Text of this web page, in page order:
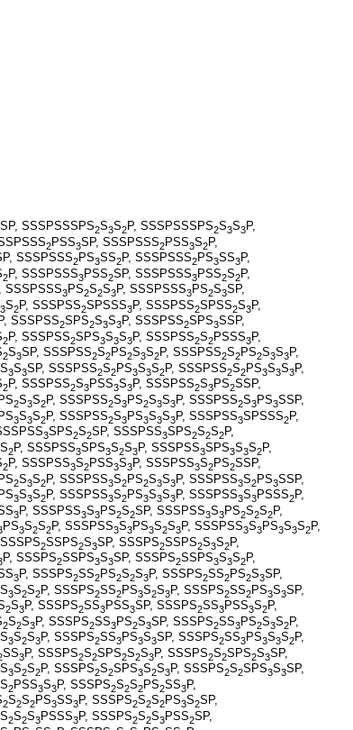
SP, SSSPSSSPS2S3S2P, SSSPSSSPS2S3S3P,
2PSS3SP, SSSPSSS2PSS3S2P,
SSSPSSS2PS3SS2P, SSSPSSS2PS3SS3P,
2P, SSSPSSS3PSS2SP, SSSPSSS3PSS2S2P,
SSSPSSS3PS2S2S3P, SSSPSSS3PS2S3SP,
3S2P, SSSPSS2SPSSS3P, SSSPSS2SPSS2S3P,
SSSPSS2SPS2S3S3P, SSSPSS2SPS3SSP,
2P, SSSPSS2SPS3S3S3P, SSSPSS2S2PSSS3P,
2S3SP, SSSPSS2S2PS2S3S2P, SSSPSS2S2PS2S3S3P,
3S3SP, SSSPSS2S2PS3S3S2P, SSSPSS2S2PS3S3S3P,
2P, SSSPSS2S3PSS3S3P, SSSPSS2S3PS2SSP,
2S3S2P, SSSPSS2S3PS2S3S3P, SSSPSS2S3PS3SSP,
3S3S2P, SSSPSS2S3PS3S3S3P, SSSPSS3SPSSS2P,
3SPS2S2SP, SSSPSS3SPS2S2S2P,
S2P, SSSPSS3SPS3S2S3P, SSSPSS3SPS3S3S2P,
2P, SSSPSS3S2PSS3S3P, SSSPSS3S2PS2SSP,
2S3S2P, SSSPSS3S2PS2S3S3P, SSSPSS3S2PS3SSP,
3S3S2P, SSSPSS3S2PS3S3S3P, SSSPSS3S3PSSS2P,
3P, SSSPSS3S3PS2S2SP, SSSPSS3S3PS2S2S2P,
PS3S2S2P, SSSPSS3S3PS3S2S3P, SSSPSS3S3PS3S3S2P,
2SSPS2S3SP, SSSPS2SSPS2S3S2P,
P, SSSPS2SSPS3S3SP, SSSPS2SSPS3S3S2P,
3P, SSSPS2SS2PS2S2S3P, SSSPS2SS2PS2S3SP,
3S2S2P, SSSPS2SS2PS3S2S3P, SSSPS2SS2PS3S3SP,
2S3P, SSSPS2SS3PSS3SP, SSSPS2SS3PSS3S2P,
2S2S3P, SSSPS2SS3PS2S3SP, SSSPS2SS3PS2S3S2P,
3S2S3P, SSSPS2SS3PS3S3SP, SSSPS2SS3PS3S3S2P,
SS3P, SSSPS2S2SPS2S2S3P, SSSPS2S2SPS2S3SP,
3S2S2P, SSSPS2S2SPS3S2S3P, SSSPS2S2SPS3S3SP,
S2PSS3S3P, SSSPS2S2S2PS2SS3P,
2S2S2PS3SS3P, SSSPS2S2S2PS3S2SP,
2S2S3PSSS3P, SSSPS2S2S3PSS2SP,